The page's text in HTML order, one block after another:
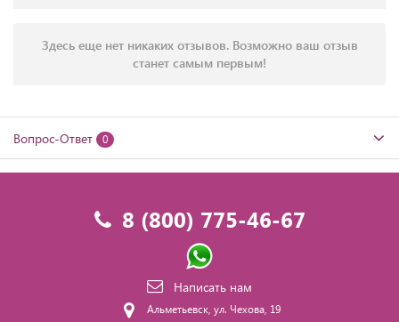
Здесь еще нет никаких отзывов. Возможно ваш отзыв
станет самым первым!
Вопрос-Ответ 0
8 (800) 775-46-67
Написать нам
Альметьевск, ул. Чехова, 19